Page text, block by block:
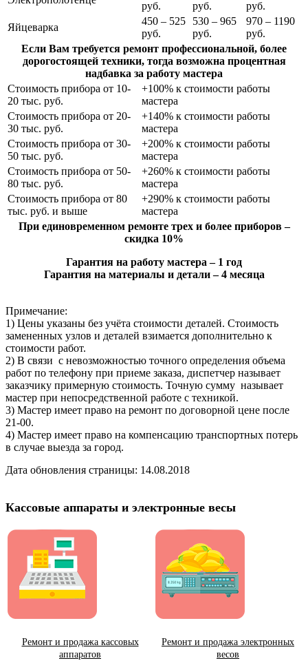
При единовременном ремонте трех и более приборов –
скидка 10%
Гарантия на работу мастера – 1 год
Гарантия на материалы и детали – 4 месяца
руб. руб.
руб.
Яйцеварка
450 – 525
руб.
530 – 965
руб.
970 – 1190
руб.
Если Вам требуется ремонт профессиональной, более
дорогостоящей техники, тогда возможна процентная
надбавка за работу мастера
Стоимость прибора от 10-
20 тыс. руб.
+100% к стоимости работы
мастера
Стоимость прибора от 20-
30 тыс. руб.
+140% к стоимости работы
мастера
Стоимость прибора от 30-
50 тыс. руб.
+200% к стоимости работы
мастера
Стоимость прибора от 50-
80 тыс. руб.
+260% к стоимости работы
мастера
Стоимость прибора от 80
тыс. руб. и выше
+290% к стоимости работы
мастера
Примечание:
1) Цены указаны без учёта стоимости деталей. Стоимость
замененных узлов и деталей взимается дополнительно к
стоимости работ.
2) В связи с невозможностью точного определения объема
работ по телефону при приеме заказа, диспетчер называет
заказчику примерную стоимость. Точную сумму называет
мастер при непосредственной работе с техникой.
3) Мастер имеет право на ремонт по договорной цене после
21-00.
4) Мастер имеет право на компенсацию транспортных потерь
в случае выезда за город.
Дата обновления страницы: 14.08.2018
Кассовые аппараты и электронные весы
Ремонт и продажа кассовых
аппаратов
Ремонт и продажа электронных
весов